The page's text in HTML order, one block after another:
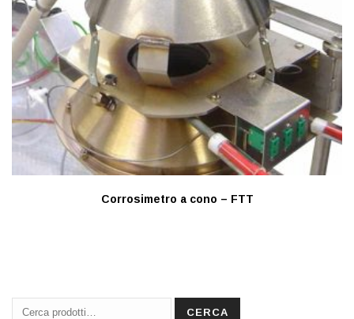
Corrosimetro a cono – FTT
Cerca:
CERCA